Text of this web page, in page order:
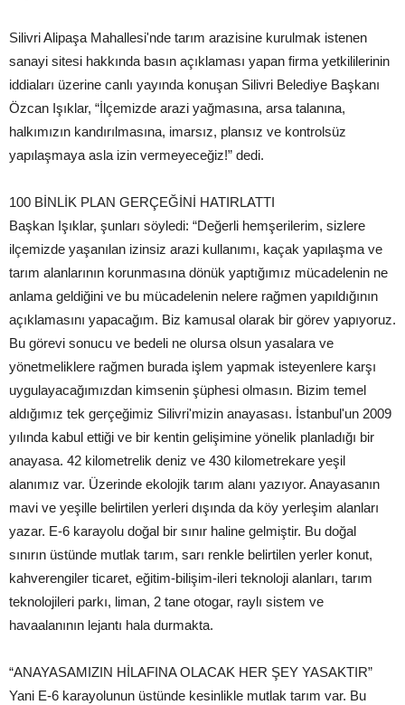
Silivri Alipaşa Mahallesi'nde tarım arazisine kurulmak istenen
sanayi sitesi hakkında basın açıklaması yapan firma yetkililerinin
iddiaları üzerine canlı yayında konuşan Silivri Belediye Başkanı
Özcan Işıklar, “İlçemizde arazi yağmasına, arsa talanına,
halkımızın kandırılmasına, imarsız, plansız ve kontrolsüz
yapılaşmaya asla izin vermeyeceğiz!” dedi.
100 BİNLİK PLAN GERÇEĞİNİ HATIRLATTI
Başkan Işıklar, şunları söyledi: “Değerli hemşerilerim, sizlere
ilçemizde yaşanılan izinsiz arazi kullanımı, kaçak yapılaşma ve
tarım alanlarının korunmasına dönük yaptığımız mücadelenin ne
anlama geldiğini ve bu mücadelenin nelere rağmen yapıldığının
açıklamasını yapacağım. Biz kamusal olarak bir görev yapıyoruz.
Bu görevi sonucu ve bedeli ne olursa olsun yasalara ve
yönetmeliklere rağmen burada işlem yapmak isteyenlere karşı
uygulayacağımızdan kimsenin şüphesi olmasın. Bizim temel
aldığımız tek gerçeğimiz Silivri'mizin anayasası. İstanbul'un 2009
yılında kabul ettiği ve bir kentin gelişimine yönelik planladığı bir
anayasa. 42 kilometrelik deniz ve 430 kilometrekare yeşil
alanımız var. Üzerinde ekolojik tarım alanı yazıyor. Anayasanın
mavi ve yeşille belirtilen yerleri dışında da köy yerleşim alanları
yazar. E-6 karayolu doğal bir sınır haline gelmiştir. Bu doğal
sınırın üstünde mutlak tarım, sarı renkle belirtilen yerler konut,
kahverengiler ticaret, eğitim-bilişim-ileri teknoloji alanları, tarım
teknolojileri parkı, liman, 2 tane otogar, raylı sistem ve
havaalanının lejantı hala durmakta.
“ANAYASAMIZIN HİLAFINA OLACAK HER ŞEY YASAKTIR”
Yani E-6 karayolunun üstünde kesinlikle mutlak tarım var. Bu